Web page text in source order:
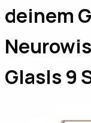
deinem
Glasls 9